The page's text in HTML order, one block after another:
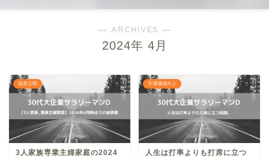
― ARCHIVES ―
2024年 4月
資産公開
3人家族専業主婦家庭の2024
市場価値向上
人生は打率よりも打席に立つ